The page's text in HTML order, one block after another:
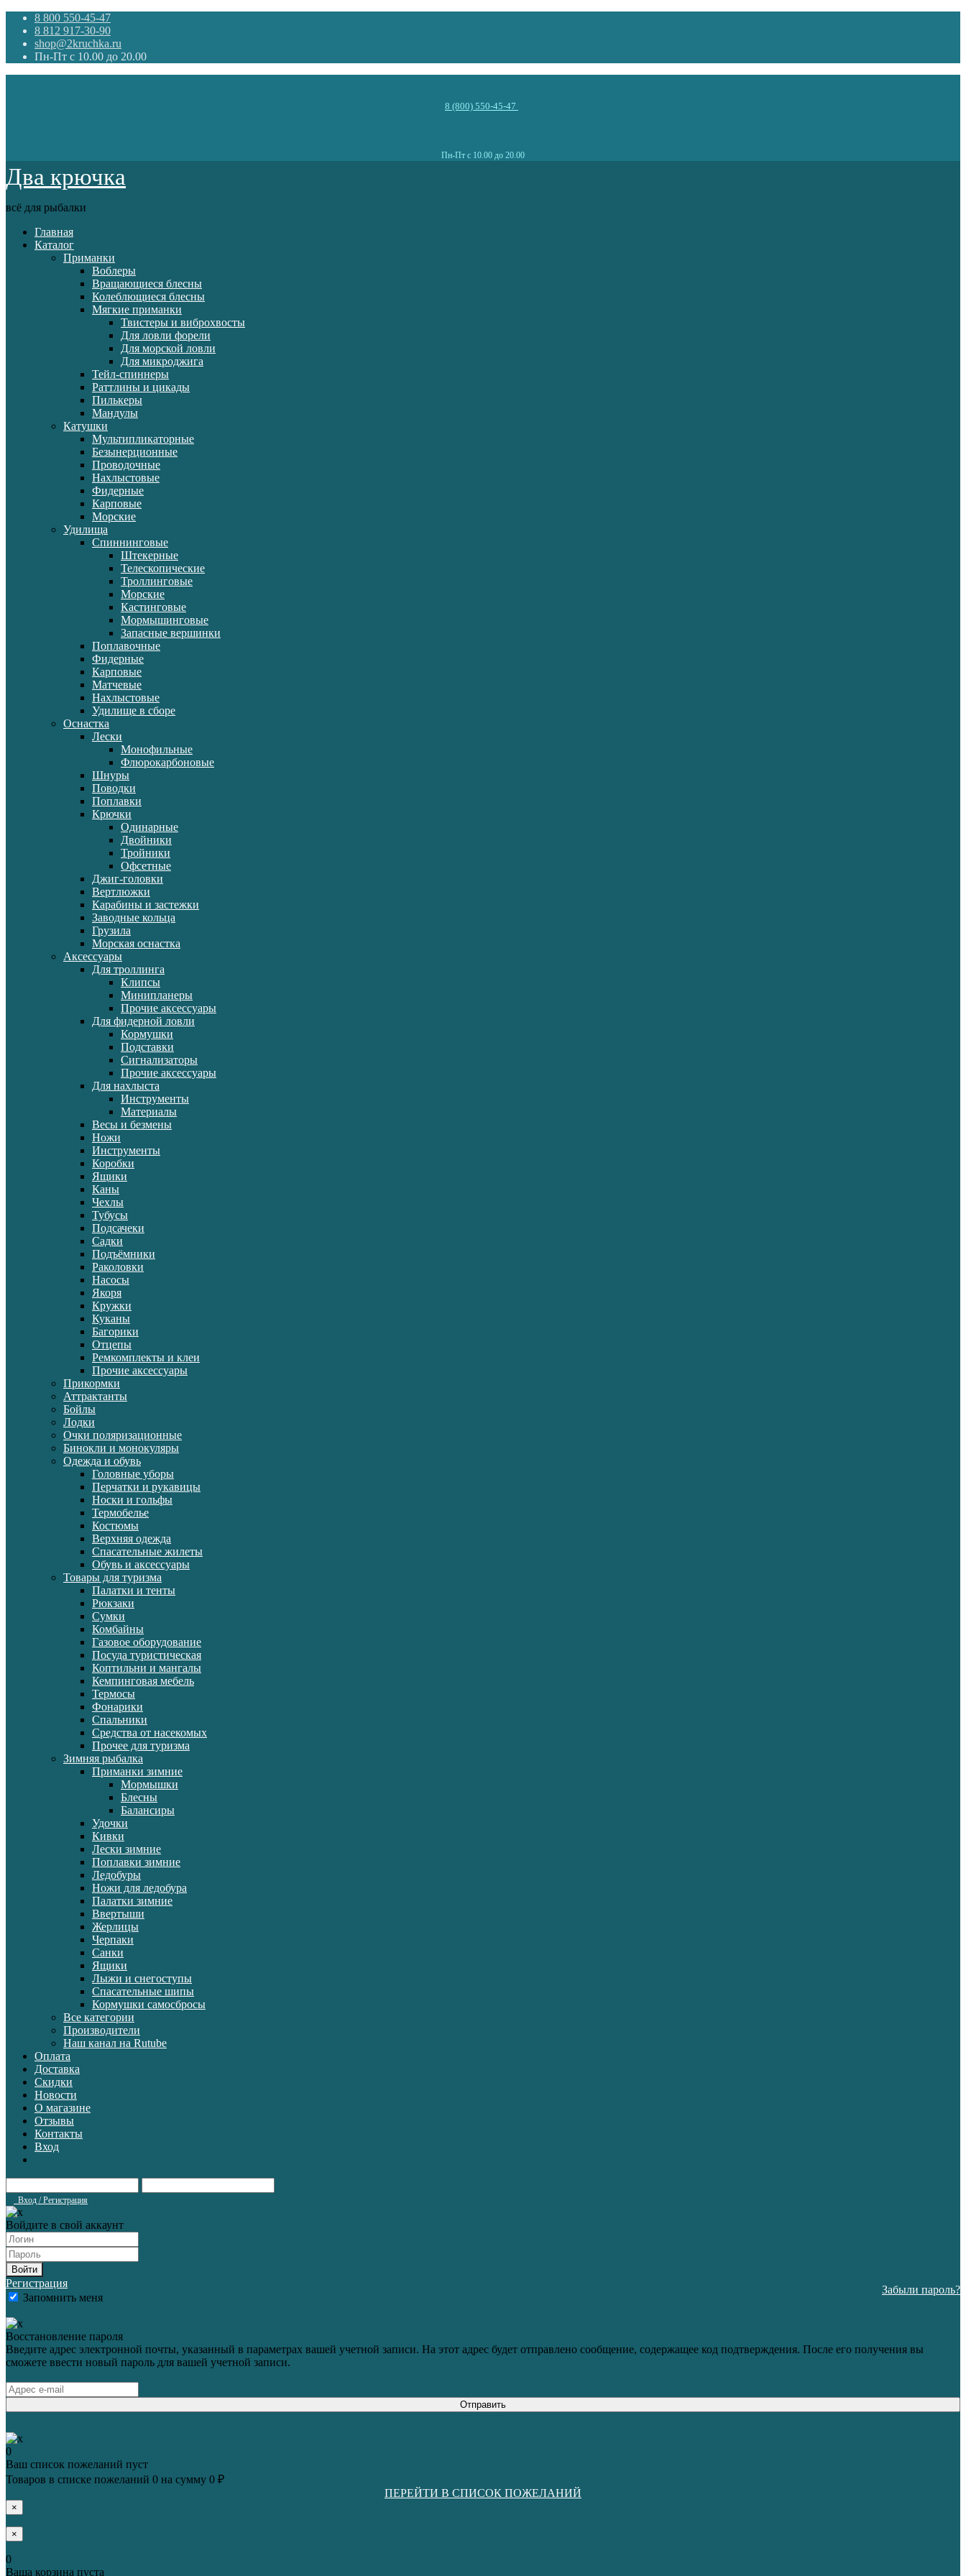
8 800 550-45-47
8 812 917-30-90
shop@2kruchka.ru
Пн-Пт с 10.00 до 20.00
8 (800) 550-45-47
Пн-Пт с 10.00 до 20.00
Два крючка
всё для рыбалки
Главная
Каталог
Приманки
Воблеры
Вращающиеся блесны
Колеблющиеся блесны
Мягкие приманки
Твистеры и виброхвосты
Для ловли форели
Для морской ловли
Для микроджига
Тейл-спиннеры
Раттлины и цикады
Пилькеры
Мандулы
Катушки
Мультипликаторные
Безынерционные
Проводочные
Нахлыстовые
Фидерные
Карповые
Морские
Удилища
Спиннинговые
Штекерные
Телескопические
Троллинговые
Морские
Кастинговые
Мормышинговые
Запасные вершинки
Поплавочные
Фидерные
Карповые
Матчевые
Нахлыстовые
Удилище в сборе
Оснастка
Лески
Монофильные
Флюрокарбоновые
Шнуры
Поводки
Поплавки
Крючки
Одинарные
Двойники
Тройники
Офсетные
Джиг-головки
Вертлюжки
Карабины и застежки
Заводные кольца
Грузила
Морская оснастка
Аксессуары
Для троллинга
Клипсы
Минипланеры
Прочие аксессуары
Для фидерной ловли
Кормушки
Подставки
Сигнализаторы
Прочие аксессуары
Для нахлыста
Инструменты
Материалы
Весы и безмены
Ножи
Инструменты
Коробки
Ящики
Каны
Чехлы
Тубусы
Подсачеки
Садки
Подъёмники
Раколовки
Насосы
Якоря
Кружки
Куканы
Багорики
Отцепы
Ремкомплекты и клеи
Прочие аксессуары
Прикормки
Аттрактанты
Бойлы
Лодки
Очки поляризационные
Бинокли и монокуляры
Одежда и обувь
Головные уборы
Перчатки и рукавицы
Носки и гольфы
Термобелье
Костюмы
Верхняя одежда
Спасательные жилеты
Обувь и аксессуары
Товары для туризма
Палатки и тенты
Рюкзаки
Сумки
Комбайны
Газовое оборудование
Посуда туристическая
Коптильни и мангалы
Кемпинговая мебель
Термосы
Фонарики
Спальники
Средства от насекомых
Прочее для туризма
Зимняя рыбалка
Приманки зимние
Мормышки
Блесны
Балансиры
Удочки
Кивки
Лески зимние
Поплавки зимние
Ледобуры
Ножи для ледобура
Палатки зимние
Ввертыши
Жерлицы
Черпаки
Санки
Ящики
Лыжи и снегоступы
Спасательные шипы
Кормушки самосбросы
Все категории
Производители
Наш канал на Rutube
Оплата
Доставка
Скидки
Новости
О магазине
Отзывы
Контакты
Вход
Вход / Регистрация
Войдите в свой аккаунт
Войти
Регистрация
Запомнить меня
Забыли пароль?
Восстановление пароля
Введите адрес электронной почты, указанный в параметрах вашей учетной записи. На этот адрес будет отправлено сообщение, содержащее код подтверждения. После его получения вы
сможете ввести новый пароль для вашей учетной записи.
Отправить
0
Ваш список пожеланий пуст
Товаров в списке пожеланий 0 на сумму 0 ₽
ПЕРЕЙТИ В СПИСОК ПОЖЕЛАНИЙ
×
×
0
Ваша корзина пуста